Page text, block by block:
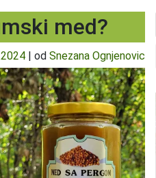
med?
| od Snezana Ognjenovic